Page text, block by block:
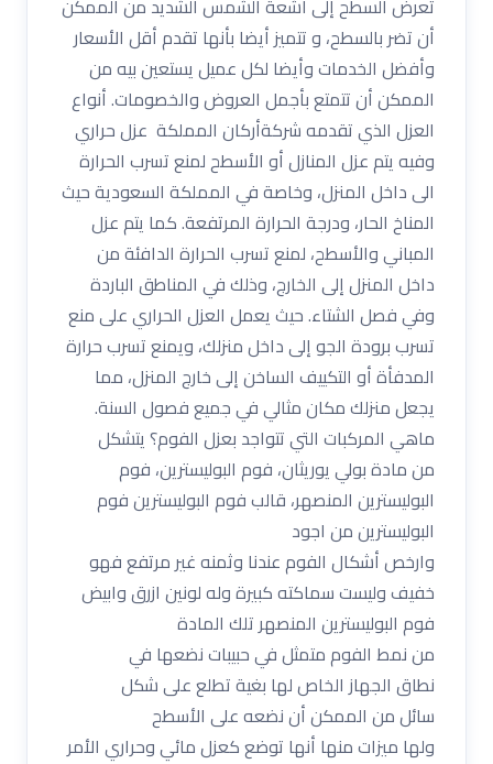
تعرض السطح إلى أشعة الشمس الشديد من الممكن
أن تضر بالسطح، و تتميز أيضا بأنها تقدم أقل الأسعار
وأفضل الخدمات وأيضا لكل عميل يستعين بيه من
الممكن أن تتمتع بأجمل العروض والخصومات. أنواع
العزل الذي تقدمه شركةأركان المملكة عزل حراري
وفيه يتم عزل المنازل أو الأسطح لمنع تسرب الحرارة
الى داخل المنزل، وخاصة في المملكة السعودية حيث
المناخ الحار، ودرجة الحرارة المرتفعة. كما يتم عزل
المباني والأسطح، لمنع تسرب الحرارة الدافئة من
داخل المنزل إلى الخارج، وذلك في المناطق الباردة
وفي فصل الشتاء. حيث يعمل العزل الحراري على منع
تسرب برودة الجو إلى داخل منزلك، ويمنع تسرب حرارة
المدفأة أو التكييف الساخن إلى خارج المنزل، مما
يجعل منزلك مكان مثالي في جميع فصول السنة.
ماهي المركبات التي تتواجد بعزل الفوم؟ يتشكل
من مادة بولي يوريثان، فوم البوليسترين، فوم
البوليسترين المنصهر، قالب فوم البوليسترين فوم
البوليسترين من اجود
وارخص أشكال الفوم عندنا وثمنه غير مرتفع فهو
خفيف وليست سماكته كبيرة وله لونين ازرق وابيض
فوم البوليسترين المنصهر تلك المادة
من نمط الفوم متمثل في حبيبات نضعها في
نطاق الجهاز الخاص لها بغية تطلع على شكل
سائل من الممكن أن نضعه على الأسطح
ولها ميزات منها أنها توضع كعزل مائي وحراري الأمر